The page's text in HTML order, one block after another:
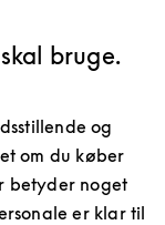
bruge.
og
om du køber
betyder noget
er klar til